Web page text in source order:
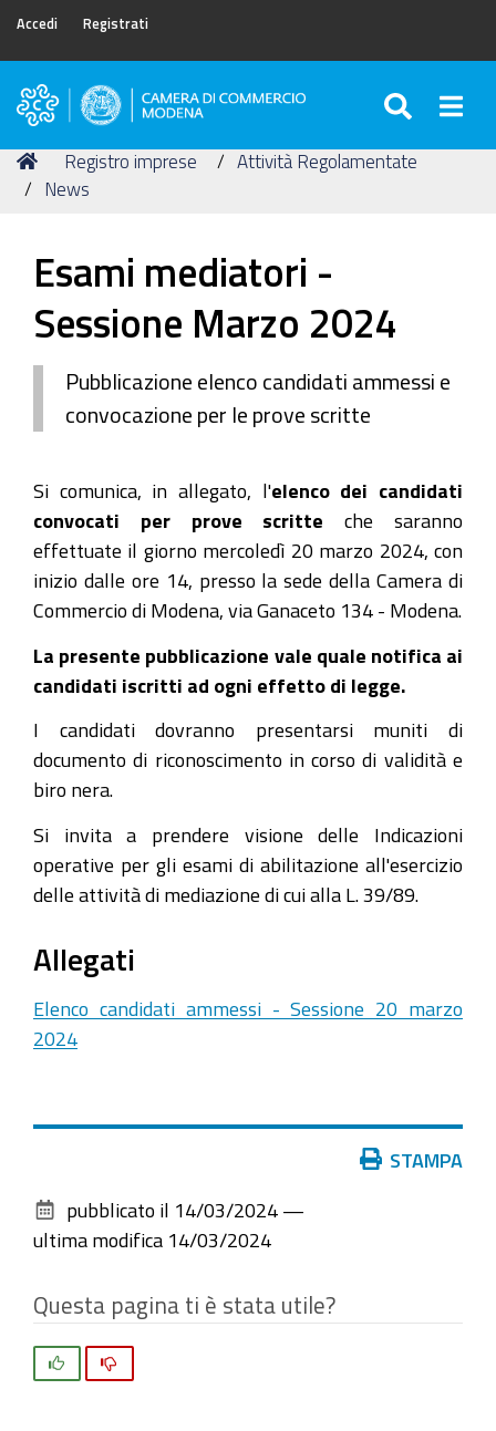
Accedi Registrati
Camera
Commercio
di
Tu
sei
Home
Registro imprese
Attività Regolamentate
News
Esami mediatori -
Sessione Marzo 2024
Pubblicazione elenco candidati ammessi e
convocazione per le prove scritte
Si comunica, in allegato, l'elenco dei candidati
convocati per prove scritte che saranno
effettuate il giorno mercoledì 20 marzo 2024, con
inizio dalle ore 14, presso la sede della Camera di
Commercio di Modena, via Ganaceto 134 - Modena.
La presente pubblicazione vale quale notifica ai
candidati iscritti ad ogni effetto di legge.
I candidati dovranno presentarsi muniti di
documento di riconoscimento in corso di validità e
biro nera.
Si invita a prendere visione delle Indicazioni
operative per gli esami di abilitazione all'esercizio
delle attività di mediazione di cui alla L. 39/89.
Allegati
Elenco candidati ammessi - Sessione 20 marzo
2024
documento
STAMPA
pubblicato il 14/03/2024 —
ultima modifica 14/03/2024
Questa pagina ti è stata utile?